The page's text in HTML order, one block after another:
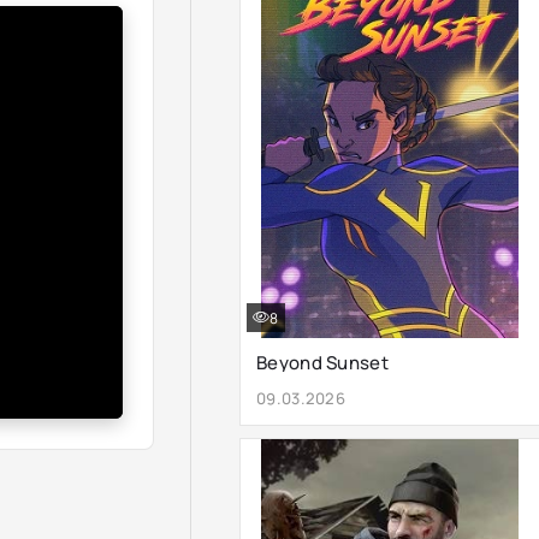
Beyond Sunset
09.03.2026
8